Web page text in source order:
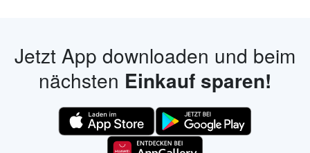
Jetzt App downloaden und beim
nächsten Einkauf sparen!